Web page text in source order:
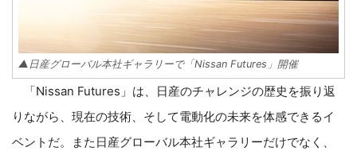
▲日産グローバル本社ギャラリーで「Nissan Futures」開催
「Nissan Futures」は、日産のチャレンジの歴史を振り返
りながら、現在の技術、そして電動化の未来を体感できるイ
ベントだ。また日産グローバル本社ギャラリーだけでなく、